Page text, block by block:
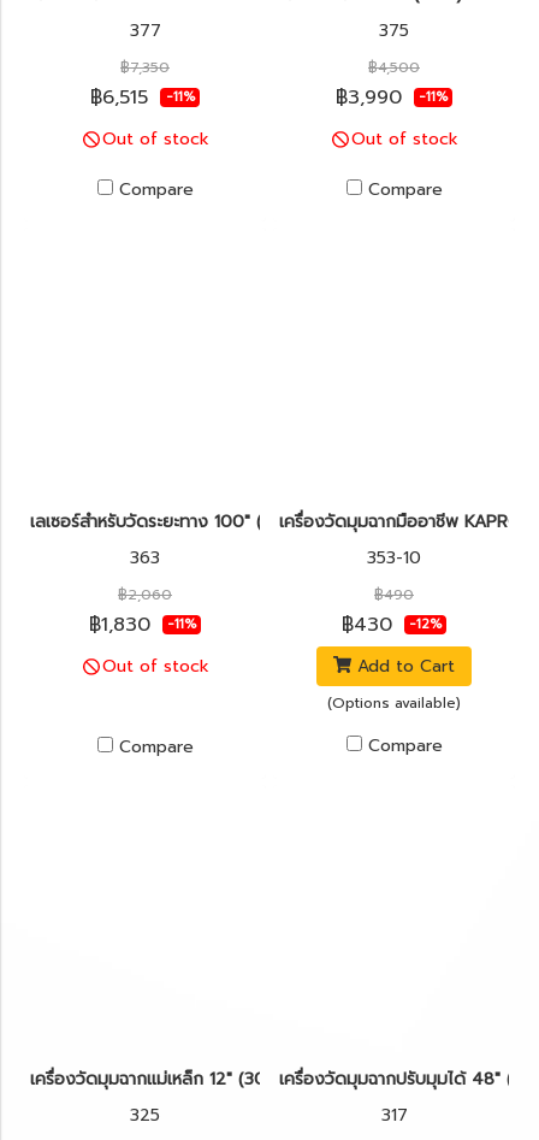
377
฿7,350
฿6,515 -11%
Out of stock
Compare
375
฿4,500
฿3,990 -11%
Out of stock
Compare
เลเซอร์สำหรับวัดระยะทาง 100" (30cm) KAPRO รุ่น 363
363
฿2,060
฿1,830 -11%
Out of stock
Compare
เครื่องวัดมุมฉากมืออาชีพ KAPRO
353-10
฿490
฿430 -12%
Add to Cart
(Options available)
Compare
เครื่องวัดมุมฉากแม่เหล็ก 12" (30cm) KAPRO รุ่น 325
325
เครื่องวัดมุมฉากปรับมุมได้ 48"
317